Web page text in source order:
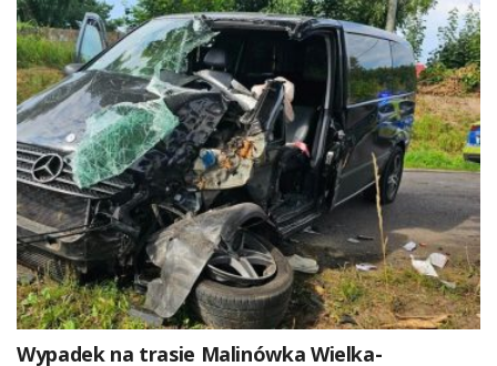
Wypadek na trasie Malinówka Wielka-